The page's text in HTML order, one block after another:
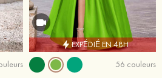
EXPÉDIÉ EN 48H
56 couleurs